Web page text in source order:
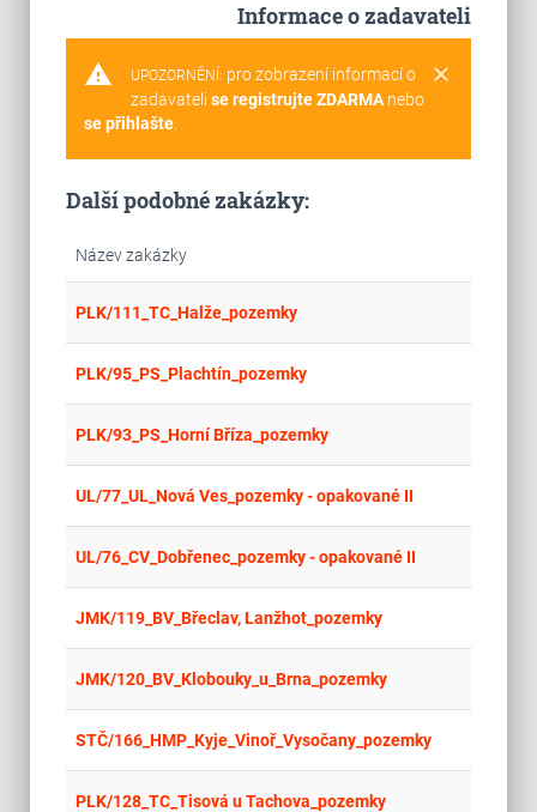
Informace o zadavateli
warning clear
UPOZORNĚNÍ: pro zobrazení informací o
zadavateli se registrujte ZDARMAnebo
se přihlašte.
Další podobné zakázky:
Název zakázky
PLK/111_TC_Halže_pozemky
PLK/95_PS_Plachtín_pozemky
PLK/93_PS_Horní Bříza_pozemky
UL/77_UL_Nová Ves_pozemky - opakované II
UL/76_CV_Dobřenec_pozemky - opakované II
JMK/119_BV_Břeclav, Lanžhot_pozemky
JMK/120_BV_Klobouky_u_Brna_pozemky
STČ/166_HMP_Kyje_Vinoř_Vysočany_pozemky
PLK/128_TC_Tisová u Tachova_pozemky